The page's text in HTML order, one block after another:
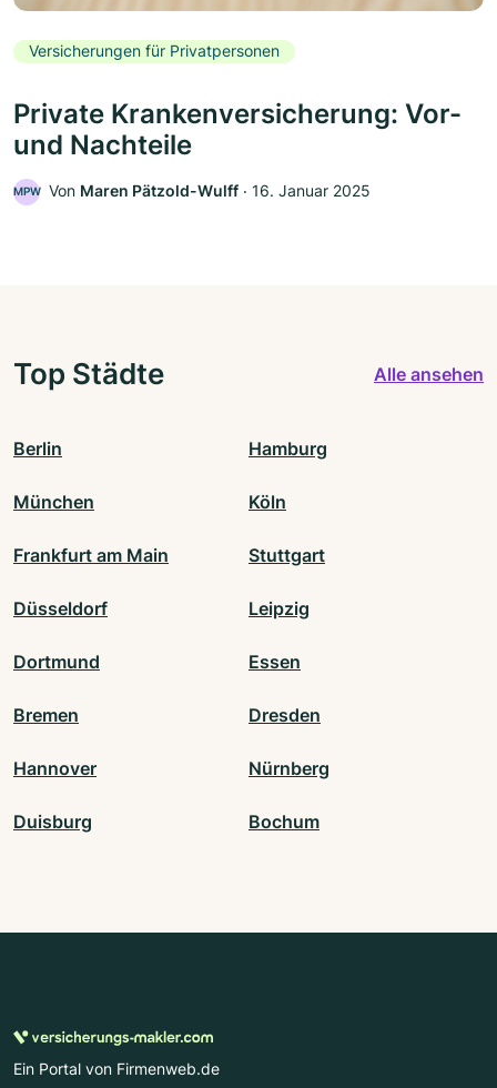
Versicherungen für Privatpersonen
Private Krankenversicherung: Vor-
und Nachteile
MPW Von Maren Pätzold-Wulff ‧ 16. Januar 2025
Top Städte Alle ansehen
Berlin Hamburg
München Köln
Frankfurt am Main Stuttgart
Düsseldorf Leipzig
Dortmund Essen
Bremen Dresden
Hannover Nürnberg
Duisburg Bochum
Ein Portal von Firmenweb.de